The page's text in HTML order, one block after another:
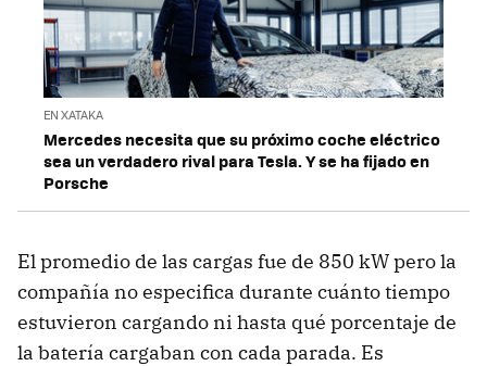
EN XATAKA
Mercedes necesita que su próximo coche eléctrico
sea un verdadero rival para Tesla. Y se ha fijado en
Porsche
El promedio de las cargas fue de 850 kW pero la
compañía no especifica durante cuánto tiempo
estuvieron cargando ni hasta qué porcentaje de
la batería cargaban con cada parada. Es